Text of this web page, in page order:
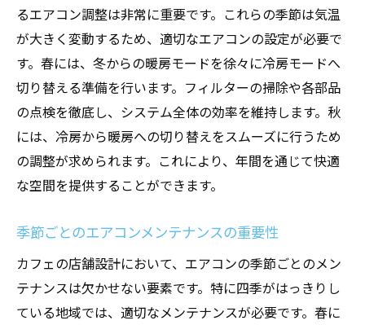
るエアコン調整は非常に重要です。これらの季節は気温
が大きく変動するため、適切なエアコンの設定が必要で
す。春には、冬からの暖房モードを徐々に冷房モードへ
切り替える準備を行います。フィルターの掃除や各部品
の点検を徹底し、システム全体の効率を維持します。秋
には、冷房から暖房への切り替えをスムーズに行うため
の調整が求められます。これにより、年間を通じて快適
な空間を提供することができます。
季節ごとのエアコンメンテナンスの重要性
カフェの店舗設計において、エアコンの季節ごとのメン
テナンスは欠かせない要素です。特に四季がはっきりし
ている地域では、適切なメンテナンスが必要です。春に